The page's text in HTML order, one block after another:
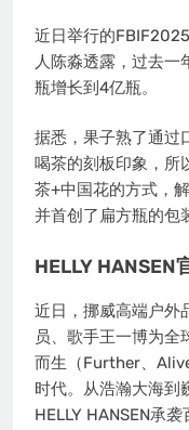
近日举行的
人陈淼透露，过去一
瓶增长到4亿瓶。
据悉，果子熟了通过
喝茶的刻板印象，所
茶+中国花的方式，
并首创了扁方瓶的包
HELLY HANSEN
近日，挪威高端户外
员、歌手王一博为全
而生（Further、
时代。从浩瀚大海到
HELLY HANSEN承